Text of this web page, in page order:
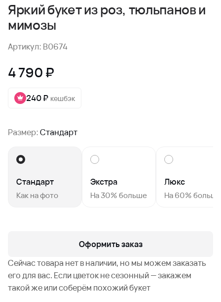
Яркий букет из роз, тюльпанов и
мимозы
Артикул: B0674
4 790 ₽
240 ₽ кешбэк
Размер:Стандарт
Стандарт
Как на фото
Экстра
На 30% больше
Люкс
На 60% больше
Оформить заказ
Сейчас товара нет в наличии, но мы можем заказать
его для вас. Если цветок не сезонный — закажем
такой же или соберём похожий букет